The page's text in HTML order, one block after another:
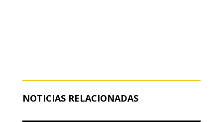
NOTICIAS RELACIONADAS